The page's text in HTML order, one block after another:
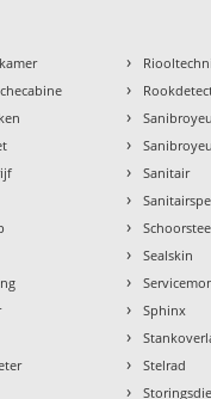
›
›
›
›
› Sanitair
›
›
› Sealskin
›
› Sphinx
›
› Stelrad
›